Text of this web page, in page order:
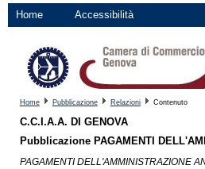
Home Accessibilità
Home Pubblicazione Relazioni Contenuto
C.C.I.A.A. DI GENOVA
Pubblicazione PAGAMENTI
PAGAMENTI DELL'AMMINISTRAZIONE